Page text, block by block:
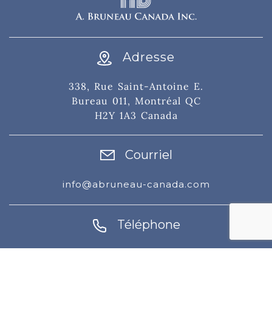
Adresse
338, Rue Saint-Antoine E.
Bureau 011, Montréal QC
H2Y 1A3 Canada
Courriel
info@abruneau-canada.com
Téléphone